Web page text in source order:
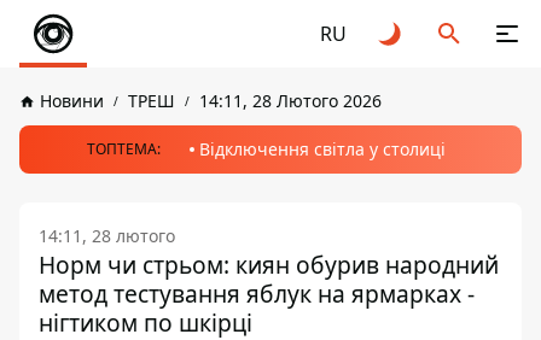
RU
Новини ТРЕШ 14:11, 28 Лютого 2026
ТОПТЕМА: Відключення світла у столиці
14:11, 28 лютого
Норм чи стрьом: киян обурив народний
метод тестування яблук на ярмарках -
нігтиком по шкірці